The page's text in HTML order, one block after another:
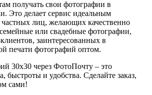
получать свои фотографии в
Это делает сервис идеальным
лиц, желающих качественно
или свадебные фотографии,
заинтересованных в
печати фотографий оптом.
30х30 через ФотоПочту – это
быстроты и удобства. Сделайте заказ,
сами!